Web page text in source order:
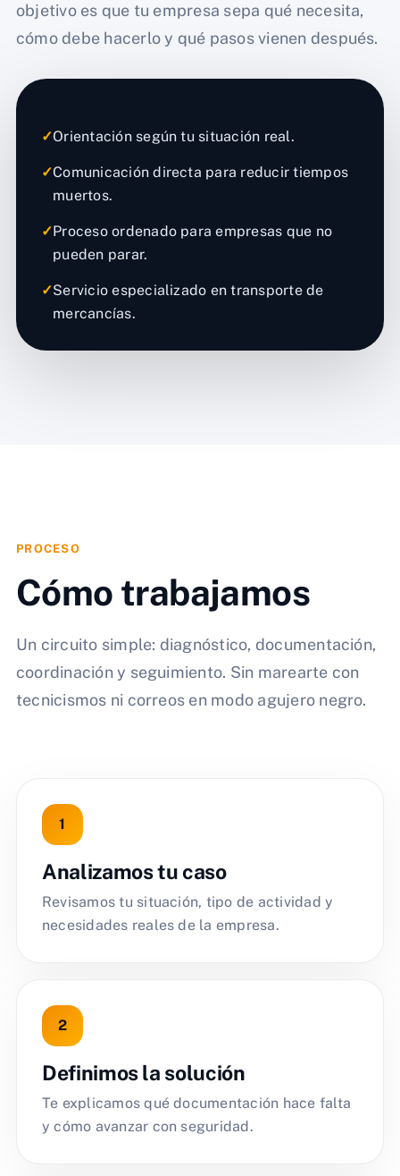
objetivo es que tu empresa sepa qué necesita,
cómo debe hacerlo y qué pasos vienen después.
✓Orientación según tu situación real.
✓Comunicación directa para reducir tiempos
muertos.
✓Proceso ordenado para empresas que no
pueden parar.
✓Servicio especializado en transporte de
mercancías.
PROCESO
Cómo trabajamos
Un circuito simple: diagnóstico, documentación,
coordinación y seguimiento. Sin marearte con
tecnicismos ni correos en modo agujero negro.
Analizamos tu caso
Revisamos tu situación, tipo de actividad y
necesidades reales de la empresa.
Definimos la solución
Te explicamos qué documentación hace falta
y cómo avanzar con seguridad.